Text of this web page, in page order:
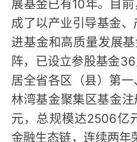
成了以产业引导基金
进基金和高质量发展
阵，已设立参股基金
居全省各区（县）第
林湾基金聚集区基金
元，总规模达2506亿
金融生态链，连续两年